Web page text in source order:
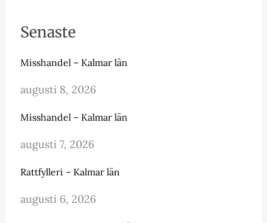
Senaste
Misshandel – Kalmar län
augusti 8, 2026
Misshandel – Kalmar län
augusti 7, 2026
Rattfylleri – Kalmar län
augusti 6, 2026